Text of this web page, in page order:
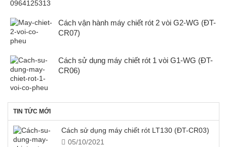
Cách vận hành máy chiết rót 2 vòi G2-WG (ĐT-
CR07)
Cách sử dụng máy chiết rót 1 vòi G1-WG (ĐT-
CR06)
TIN TỨC MỚI
Cách sử dụng máy chiết rót LT130 (ĐT-CR03)
05/10/2021